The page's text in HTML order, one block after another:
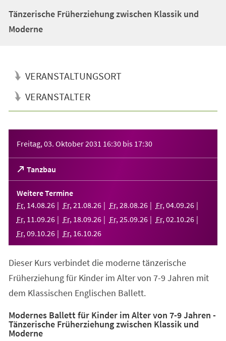
Tänzerische Früherziehung zwischen Klassik und
Moderne
VERANSTALTUNGSORT
VERANSTALTER
Freitag, 03. Oktober 2031 16:30 bis 17:30
Tanzbau
(Öffnet
in
einem
neuen
Tab)
Weitere Termine
Fr, 14.08.26 Fr, 21 .08.26 Fr, 28.08.26 Fr, 04.09.26
Fr, 11 .09.26 Fr, 18.09.26 Fr, 25.09.26 Fr, 02.10.26
Fr, 09.10.26 Fr, 16.10.26
Dieser Kurs verbindet die moderne tänzerische
Früherziehung für Kinder im Alter von 7-9 Jahren mit
dem Klassischen Englischen Ballett.
Modernes Ballett für Kinder im Alter von 7-9 Jahren -
Tänzerische Früherziehung zwischen Klassik und
Moderne